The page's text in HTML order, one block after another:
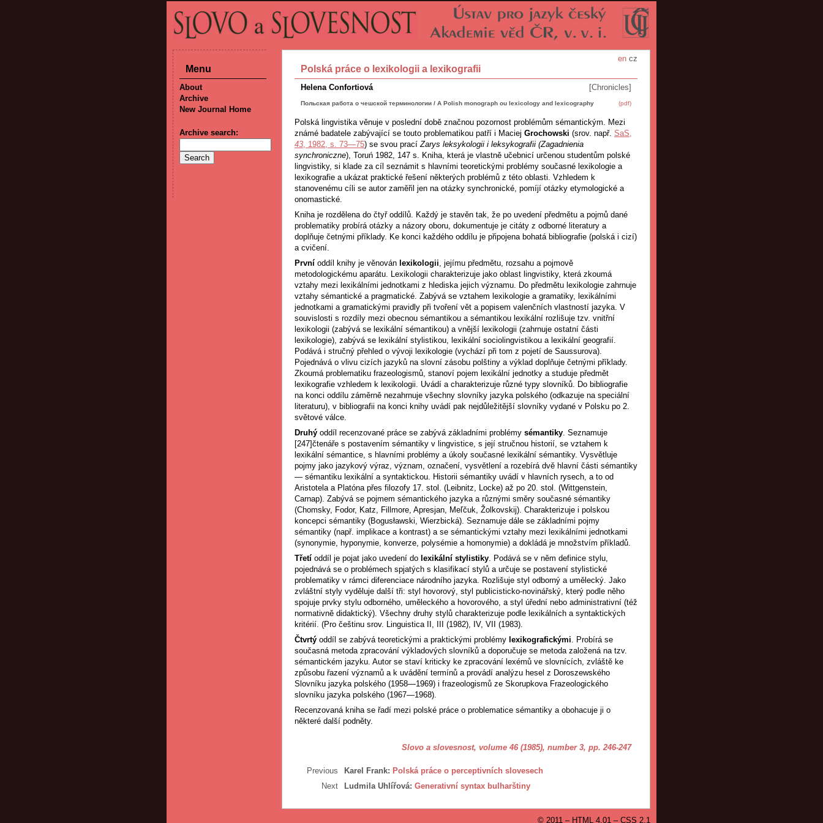
en cz
Polská práce o lexikologii a lexikografii
Helena Confortiová [Chronicles]
(pdf)
Польская работа о чешской терминологии / A Polish monograph ou lexicology and lexicography
Polská lingvistika věnuje v poslední době značnou pozornost problémům sémantickým. Mezi
známé badatele zabývající se touto problematikou patří i Maciej Grochowski (srov. např. SaS,
43, 1982, s. 73—75) se svou pracíZarys leksykologii i leksykografii (Zagadnienia
synchroniczne), Toruń 1982, 147 s. Kniha, která je vlastně učebnicí určenou studentům polské
lingvistiky, si klade za cíl seznámit s hlavními teoretickými problémy současné lexikologie a
lexikografie a ukázat praktické řešení některých problémů z této oblasti. Vzhledem k
stanovenému cíli se autor zaměřil jen na otázky synchronické, pomíjí otázky etymologické a
onomastické.
Kniha je rozdělena do čtyř oddílů. Každý je stavěn tak, že po uvedení předmětu a pojmů dané
problematiky probírá otázky a názory oboru, dokumentuje je citáty z odborné literatury a
doplňuje četnými příklady. Ke konci každého oddílu je připojena bohatá bibliografie (polská i cizí)
a cvičení.
První oddíl knihy je věnován lexikologii, jejímu předmětu, rozsahu a pojmově
metodologickému aparátu. Lexikologii charakterizuje jako oblast lingvistiky, která zkoumá
vztahy mezi lexikálními jednotkami z hlediska jejich významu. Do předmětu lexikologie zahrnuje
vztahy sémantické a pragmatické. Zabývá se vztahem lexikologie a gramatiky, lexikálními
jednotkami a gramatickými pravidly při tvoření vět a popisem valenčních vlastností jazyka. V
souvislosti s rozdíly mezi obecnou sémantikou a sémantikou lexikální rozlišuje tzv. vnitřní
lexikologii (zabývá se lexikální sémantikou) a vnější lexikologii (zahrnuje ostatní části
lexikologie), zabývá se lexikální stylistikou, lexikální sociolingvistikou a lexikální geografií.
Podává i stručný přehled o vývoji lexikologie (vychází při tom z pojetí de Saussurova).
Pojednává o vlivu cizích jazyků na slovní zásobu polštiny a výklad doplňuje četnými příklady.
Zkoumá problematiku frazeologismů, stanoví pojem lexikální jednotky a studuje předmět
lexikografie vzhledem k lexikologii. Uvádí a charakterizuje různé typy slovníků. Do bibliografie
na konci oddílu záměrně nezahrnuje všechny slovníky jazyka polského (odkazuje na speciální
literaturu), v bibliografii na konci knihy uvádí pak nejdůležitější slovníky vydané v Polsku po 2.
světové válce.
Druhý oddíl recenzované práce se zabývá základními problémy sémantiky. Seznamuje
[247]čtenáře s postavením sémantiky v lingvistice, s její stručnou historií, se vztahem k
lexikální sémantice, s hlavními problémy a úkoly současné lexikální sémantiky. Vysvětluje
pojmy jako jazykový výraz, význam, označení, vysvětlení a rozebírá dvě hlavní části sémantiky
— sémantiku lexikální a syntaktickou. Historii sémantiky uvádí v hlavních rysech, a to od
Aristotela a Platóna přes filozofy 17. stol. (Leibnitz, Locke) až po 20. stol. (Wittgenstein,
Carnap). Zabývá se pojmem sémantického jazyka a různými směry současné sémantiky
(Chomsky, Fodor, Katz, Fillmore, Apresjan, Meľčuk, Žolkovskij). Charakterizuje i polskou
koncepci sémantiky (Bogusławski, Wierzbická). Seznamuje dále se základními pojmy
sémantiky (např. implikace a kontrast) a se sémantickými vztahy mezi lexikálními jednotkami
(synonymie, hyponymie, konverze, polysémie a homonymie) a dokládá je množstvím příkladů.
Třetí oddíl je pojat jako uvedení do lexikální stylistiky. Podává se v něm definice stylu,
pojednává se o problémech spjatých s klasifikací stylů a určuje se postavení stylistické
problematiky v rámci diferenciace národního jazyka. Rozlišuje styl odborný a umělecký. Jako
zvláštní styly vyděluje další tři: styl hovorový, styl publicisticko-novinářský, který podle něho
spojuje prvky stylu odborného, uměleckého a hovorového, a styl úřední nebo administrativní (též
normativně didaktický). Všechny druhy stylů charakterizuje podle lexikálních a syntaktických
kritérií. (Pro češtinu srov. Linguistica II, III (1982), IV, VII (1983).
Čtvrtý oddíl se zabývá teoretickými a praktickými problémy lexikografickými. Probírá se
současná metoda zpracování výkladových slovníků a doporučuje se metoda založená na tzv.
sémantickém jazyku. Autor se staví kriticky ke zpracování lexémů ve slovnících, zvláště ke
způsobu řazení významů a k uvádění termínů a provádí analýzu hesel z Doroszewského
Slovníku jazyka polského (1958—1969) i frazeologismů ze Skorupkova Frazeologického
slovníku jazyka polského (1967—1968).
Recenzovaná kniha se řadí mezi polské práce o problematice sémantiky a obohacuje ji o
některé další podněty.
Slovo a slovesnost, volume 46 (1985), number 3, pp. 246-247
Previous Karel Frank: Polská práce o perceptivních slovesech
Next
Ludmila Uhlířová: Generativní syntax bulharštiny
Menu
About
Archive
New Journal Home
Archive search:
© 2011 – HTML 4.01 – CSS 2.1